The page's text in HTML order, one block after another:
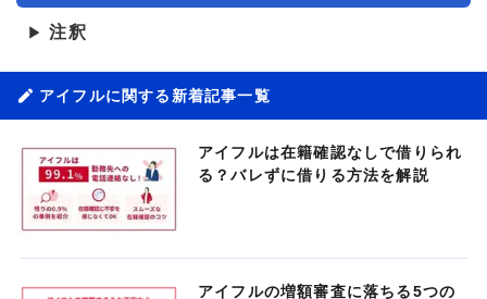
▶ 注釈
アイフルに関する新着記事一覧
アイフルは在籍確認なしで借りられ
る？バレずに借りる方法を解説
アイフルの増額審査に落ちる5つの